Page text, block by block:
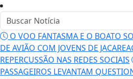
O VOO FANTASMA E O BOATO
DE AVIÃO COM JOVENS DE
REPERCUSSÃO NAS REDES SOCIAIS
PASSAGEIROS LEVANTAM